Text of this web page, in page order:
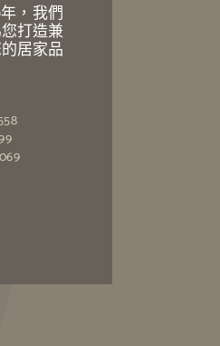
，我們
打造兼
居家品